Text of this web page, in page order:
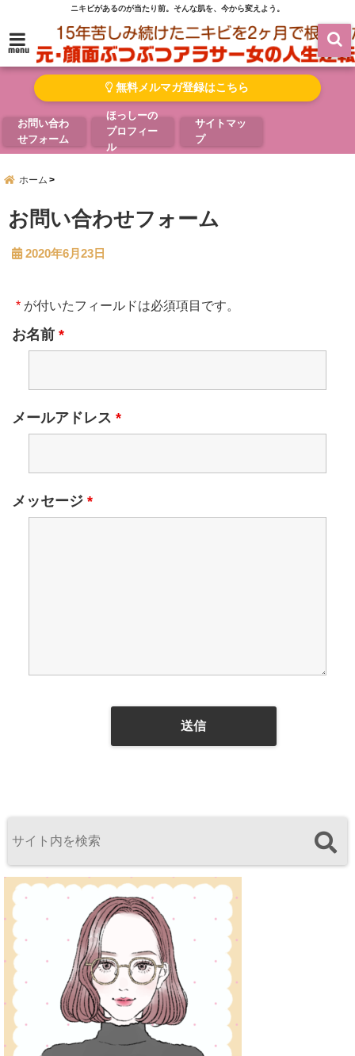
ニキビがあるのが当たり前。そんな肌を、今から変えよう。
menu
無料メルマガ登録はこちら
お問い合わ
せフォーム
ほっしーの
プロフィー
ル
サイトマッ
プ
ホーム
お問い合わせフォーム
2020年6月23日
* が付いたフィールドは必須項目です。
お名前 *
メールアドレス *
メッセージ *